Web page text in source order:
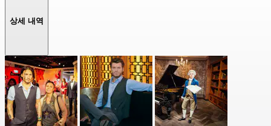
상세 내역